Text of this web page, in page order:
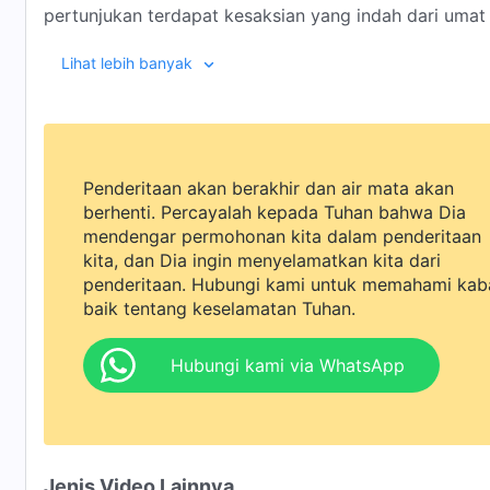
pertunjukan terdapat kesaksian yang indah dari
00:10 Perkenalan Pembawa Acara
18:39 Mengenali Watak Rusak dan Menerapkan
27:10 Memahami Maksud Tuhan Selama Latihan
33:02 Pesan-pesan dari Pembawa Acara
37:24 Umat Kristen dari Gereja Tuhan Yang
Lihat lebih banyak
Penderitaan akan berakhir dan air mata akan
berhenti. Percayalah kepada Tuhan bahwa Dia
mendengar permohonan kita dalam penderitaan
kita, dan Dia ingin menyelamatkan kita dari
penderitaan. Hubungi kami untuk memahami
baik tentang keselamatan Tuhan.
Hubungi kami via WhatsApp